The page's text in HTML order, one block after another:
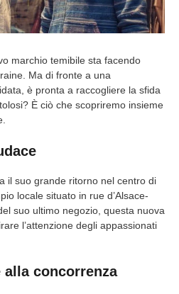
marchio temibile sta facendo
Ma di fronte a una
è pronta a raccogliere la sfida
È ciò che scopriremo insieme
il suo grande ritorno nel centro di
locale situato in rue d’Alsace-
suo ultimo negozio, questa nuova
l’attenzione degli appassionati
concorrenza